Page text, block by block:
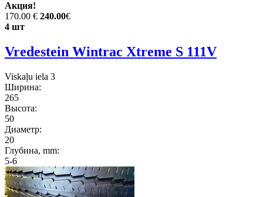
Акция!
170.00 € 240.00€
4 шт
Vredestein Wintrac Xtreme S 111V
Viskaļu iela 3
Ширина:
265
Высота:
50
Диаметр:
20
Глубина, mm:
5-6